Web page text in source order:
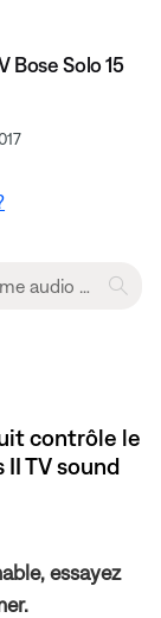
Bose Solo 15
contrôle le
II TV sound
essayez